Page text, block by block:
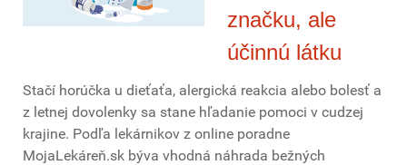
značku, ale
účinnú látku
Stačí horúčka u dieťaťa, alergická reakcia alebo bolesť a
z letnej dovolenky sa stane hľadanie pomoci v cudzej
krajine. Podľa lekárnikov z online poradne
MojaLekáreň.sk býva vhodná náhrada bežných